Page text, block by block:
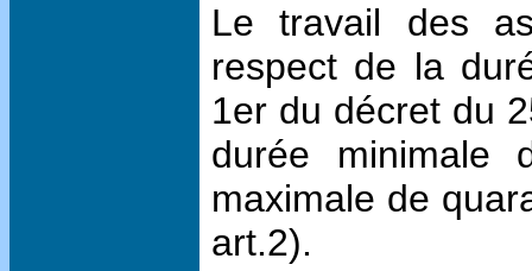
Le travail des
respect de la
1er du décret du
durée minimale
maximale de
art.2).